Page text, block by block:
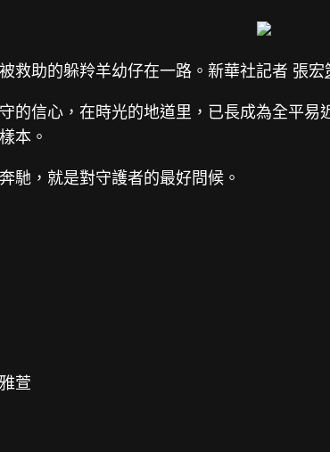
救助的躲羚羊幼仔在一路。新華社記者 張宏
的信心，在時光的地道里，已長成為全平
本。
馳，就是對守護者的最好問候。
萱